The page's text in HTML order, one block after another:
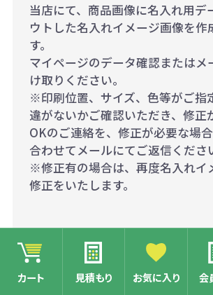
カート 見積もり お気に入り 会
当店にて、商品画像に名入れ用デ
ウトした名入れイメージ画像を作
す。
マイページのデータ確認またはメ
け取りください。
※印刷位置、サイズ、色等がご指
違がないかご確認いただき、修正
OKのご連絡を、修正が必要な場
合わせてメールにてご返信くださ
※修正有の場合は、再度名入れイ
修正をいたします。